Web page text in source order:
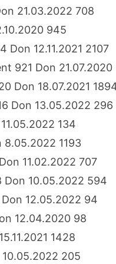
21.03.2022 708
945
Don 12.11.2021 2107
921 Don 21.07.2020
Don 18.07.2021
Don 13.05.2022 296
134
8.05.2022 1193
11.02.2022 707
10.05.2022 594
12.05.2022 94
12.04.2020 98
1428
205